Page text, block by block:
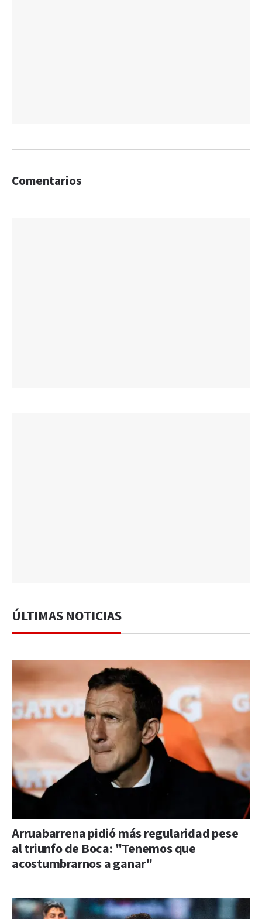
Comentarios
ÚLTIMAS NOTICIAS
Arruabarrena pidió más regularidad pese
al triunfo de Boca: "Tenemos que
acostumbrarnos a ganar"